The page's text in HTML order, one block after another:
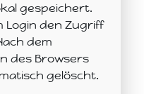
gespeichert.
Login den Zugriff
dem
des Browsers
gelöscht.